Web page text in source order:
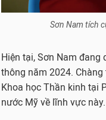
Sơn Nam tích
Hiện tại, Sơn Nam
thông năm 2024.
Khoa học Thần kinh tại
nước Mỹ về lĩnh vực này.